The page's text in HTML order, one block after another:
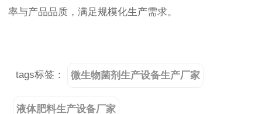
率与产品品质，满足规模化生产需求。
tags标签： 微生物菌剂生产设备生产厂家
液体肥料生产设备厂家